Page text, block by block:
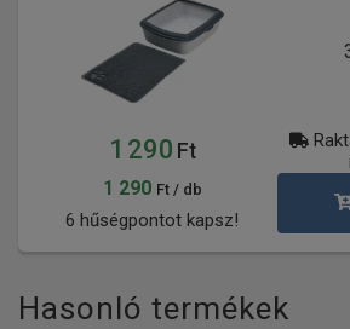
1 290 Ft
1 290 Ft / db
6 hűségpontot kapsz!
Hasonló termékek